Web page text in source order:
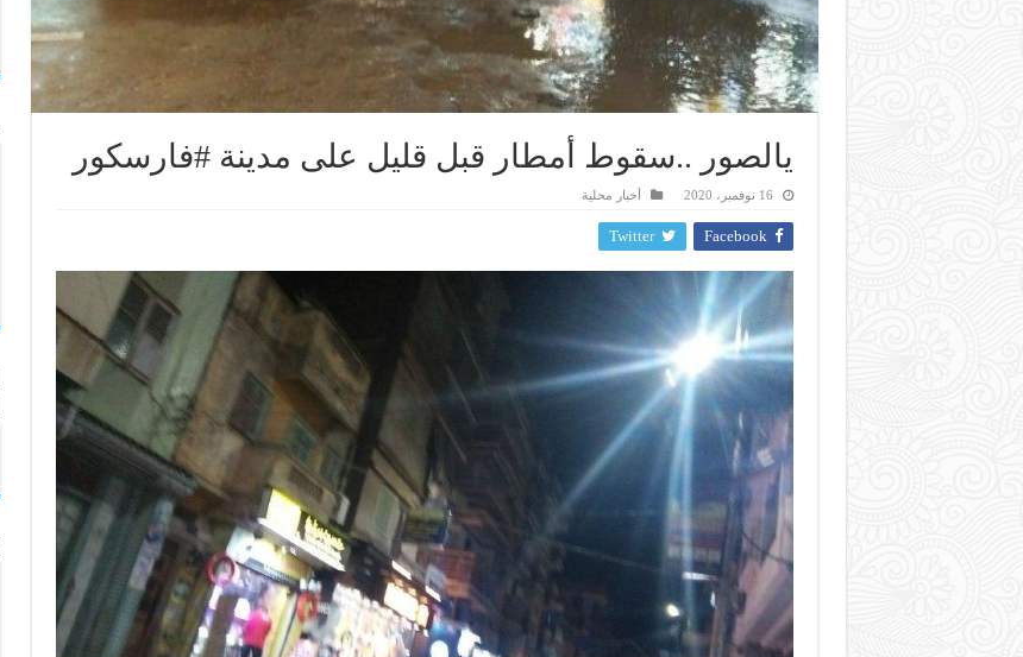
يالصور ..سقوط أمطار قبل قليل على مدينة #فارسكور
16 نوفمبر، 2020 أخبار محلية
Facebook
Twitter